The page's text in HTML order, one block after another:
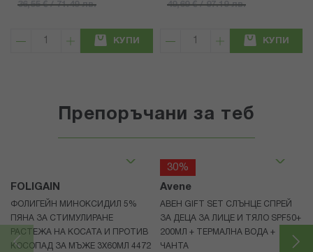
36,55 € / 71.49 лв.
КУПИ
49,69 € / 97.19 лв.
КУПИ
Препоръчани за теб
FOLIGAIN
ФОЛИГЕЙН МИНОКСИДИЛ 5%
ПЯНА ЗА СТИМУЛИРАНЕ
РАСТЕЖА НА КОСАТА И ПРОТИВ
КОСОПАД ЗА МЪЖЕ 3X60МЛ 4472
30%
Avene
АВЕН GIFT SET СЛЪНЦЕ СПРЕЙ
ЗА ДЕЦА ЗА ЛИЦЕ И ТЯЛО SPF50+
200МЛ + ТЕРМАЛНА ВОДА +
ЧАНТА